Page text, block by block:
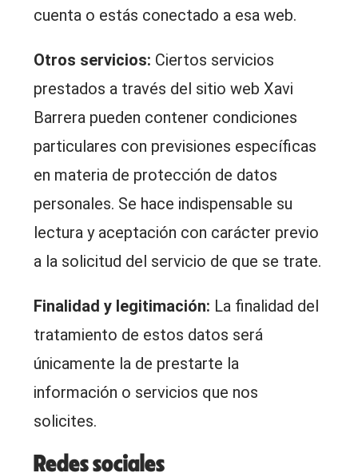
cuenta o estás conectado a esa web.
Otros servicios: Ciertos servicios
prestados a través del sitio web Xavi
Barrera pueden contener condiciones
particulares con previsiones específicas
en materia de protección de datos
personales. Se hace indispensable su
lectura y aceptación con carácter previo
a la solicitud del servicio de que se trate.
Finalidad y legitimación: La finalidad del
tratamiento de estos datos será
únicamente la de prestarte la
información o servicios que nos
solicites.
Redes sociales